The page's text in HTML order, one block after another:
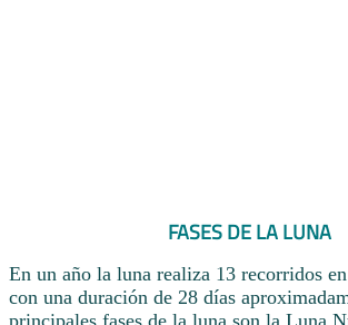
FASES DE LA LUNA
En un año la luna realiza 13 recorridos
con una duración de 28 días